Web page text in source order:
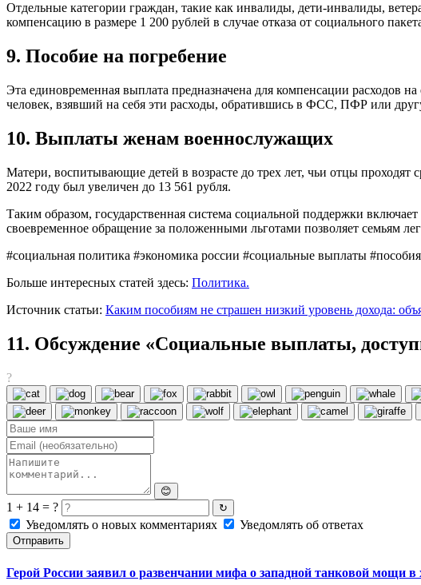
Отдельные категории граждан, такие как инвалиды, дети-инвалиды,
компенсацию в размере 1 200 рублей в случае отказа от социального
9. Пособие на погребение
Эта единовременная выплата предназначена для компенсации расходов
человек, взявший на себя эти расходы, обратившись в ФСС, ПФР или
10. Выплаты женам военнослужащих
Матери, воспитывающие детей в возрасте до трех лет, чьи отцы
2022 году был увеличен до 13 561 рубля.
Таким образом, государственная система социальной поддержки
своевременное обращение за положенными льготами позволяет семьям
#социальная политика #экономика россии #социальные выплаты
Больше интересных статей здесь: Политика.
Источник статьи: Каким пособиям не страшен низкий уровень дохода:
11. Обсуждение «Социальные выплаты,
?
😊
1 + 14 = ? ↻
Уведомлять о новых комментариях Уведомлять об ответах
Отправить
Герой России заявил о развенчании мифа о западной танковой мощи